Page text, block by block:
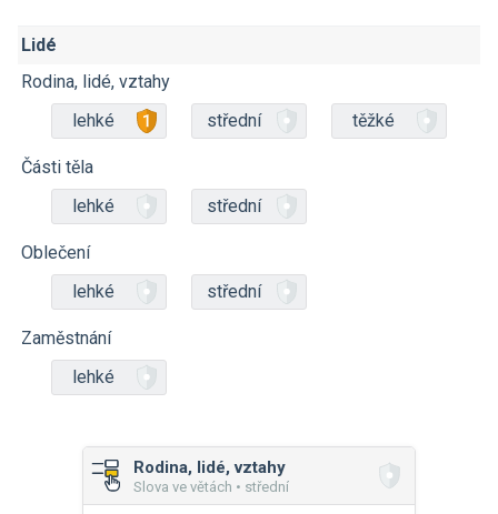
Lidé
Rodina, lidé, vztahy
lehké
střední těžké
Části těla
lehké
střední
Oblečení
lehké
střední
Zaměstnání
lehké
Rodina, lidé, vztahy
Slova ve větách • střední